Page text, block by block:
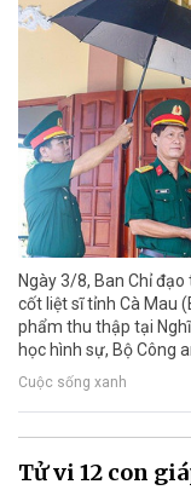
Ngày 3/8, Ban Chỉ
cốt liệt sĩ tỉnh Cà Mau
phẩm thu thập tại
học hình sự, Bộ Công
Cuộc sống xanh
Tử vi 12 con